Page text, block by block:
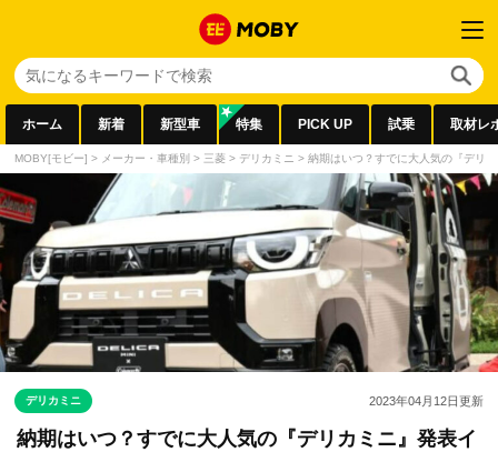
ホーム 新着 新型車 特集 PICK UP 試乗 取材レ
MOBY[モビー] > メーカー・車種別 > 三菱 > デリカミニ > 納期はいつ？すでに大人気の『デリ
デリカミニ 2023年04月12日更新
納期はいつ？すでに大人気の『デリカミニ』発表イ